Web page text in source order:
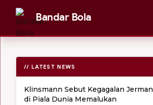
Bandar Bola
// LATEST NEWS
Klinsmann Sebut Kegagalan Jerman
di Piala Dunia Memalukan